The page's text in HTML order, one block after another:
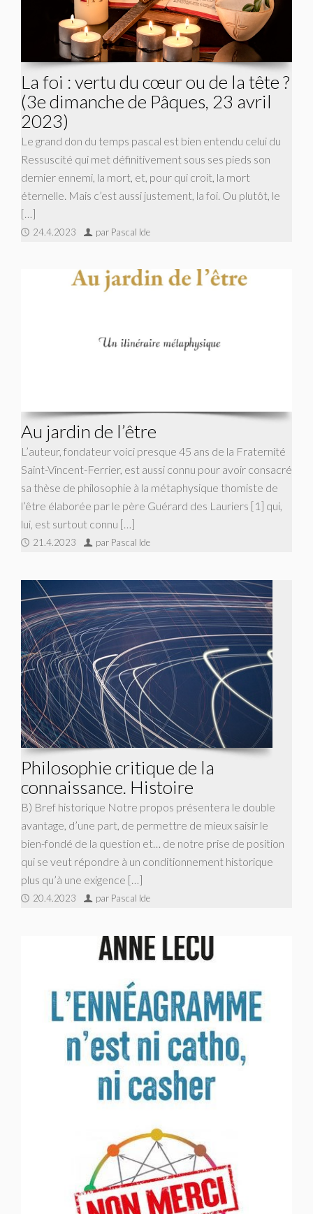
La foi : vertu du cœur ou de la tête ?
(3e dimanche de Pâques, 23 avril
2023)
Le grand don du temps pascal est bien entendu celui du
Ressuscité qui met définitivement sous ses pieds son
dernier ennemi, la mort, et, pour qui croit, la mort
éternelle. Mais c’est aussi justement, la foi. Ou plutôt, le
[…]
24.4.2023 par Pascal Ide
Au jardin de l’être
L’auteur, fondateur voici presque 45 ans de la Fraternité
Saint-Vincent-Ferrier, est aussi connu pour avoir consacré
sa thèse de philosophie à la métaphysique thomiste de
l’être élaborée par le père Guérard des Lauriers [1] qui,
lui, est surtout connu […]
21.4.2023 par Pascal Ide
Philosophie critique de la
connaissance. Histoire
B) Bref historique Notre propos présentera le double
avantage, d’une part, de permettre de mieux saisir le
bien-fondé de la question et… de notre prise de position
qui se veut répondre à un conditionnement historique
plus qu’à une exigence […]
20.4.2023 par Pascal Ide